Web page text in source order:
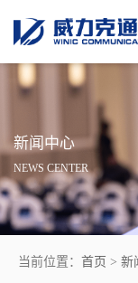
新闻中心
NEWS CENTER
当前位置： 首页 > 新